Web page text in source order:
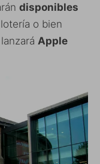
disponibles
o bien
Apple